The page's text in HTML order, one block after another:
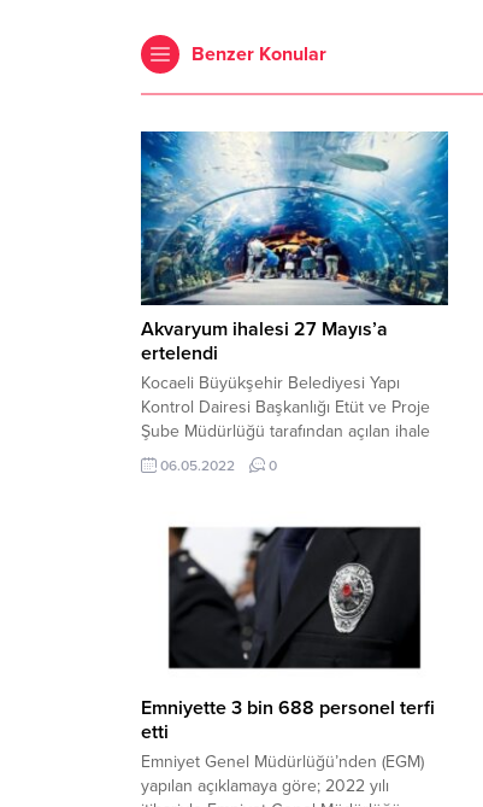
Benzer Konular
Akvaryum ihalesi 27 Mayıs’a
ertelendi
Kocaeli Büyükşehir Belediyesi Yapı
Kontrol Dairesi Başkanlığı Etüt ve Proje
Şube Müdürlüğü tarafından açılan ihale
27 Mayıs Cuma günü saat 15.00’de
yapılacak. İhaleyi kazanacak firmaya 10
sözleşmenin imzalanmasından itibaren
en geç 450 gün içinde tamamlanacak.
Proje maliyetinin 109 milyon lira civarında
olması bekleniyor. 68...
06.05.2022 0
Emniyette 3 bin 688 personel terfi
etti
Emniyet Genel Müdürlüğü’nden (EGM)
yapılan açıklamaya göre; 2022 yılı